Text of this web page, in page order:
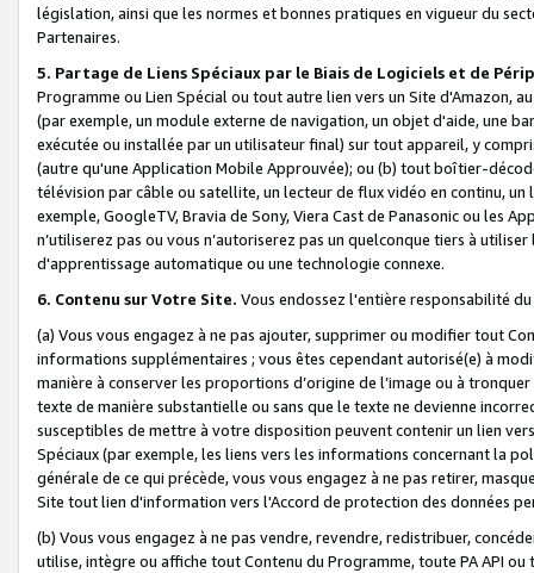
législation, ainsi que les normes et bonnes pratiques en vigueur du
Partenaires.
5. Partage de Liens Spéciaux par le Biais de Logiciels et de
Programme ou Lien Spécial ou tout autre lien vers un Site d'Amazon,
(par exemple, un module externe de navigation, un objet d'aide, une
exécutée ou installée par un utilisateur final) sur tout appareil, y
(autre qu'une Application Mobile Approuvée); ou (b) tout boîtier-
télévision par câble ou satellite, un lecteur de flux vidéo en continu,
exemple, GoogleTV, Bravia de Sony, Viera Cast de Panasonic ou les
n’utiliserez pas ou vous n’autoriserez pas un quelconque tiers à
d'apprentissage automatique ou une technologie connexe.
6. Contenu sur Votre Site. Vous endossez l'entière responsabilité
(a) Vous vous engagez à ne pas ajouter, supprimer ou modifier tout
informations supplémentaires ; vous êtes cependant autorisé(e) à
manière à conserver les proportions d’origine de l’image ou à
texte de manière substantielle ou sans que le texte ne devienne
susceptibles de mettre à votre disposition peuvent contenir un lien
Spéciaux (par exemple, les liens vers les informations concernant la
générale de ce qui précède, vous vous engagez à ne pas retirer,
Site tout lien d'information vers l'Accord de protection des données
(b) Vous vous engagez à ne pas vendre, revendre, redistribuer,
utilise, intègre ou affiche tout Contenu du Programme, toute PA API